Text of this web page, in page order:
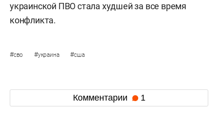
украинской ПВО стала худшей за все время
конфликта.
#сво #украина #сша
Комментарии 1